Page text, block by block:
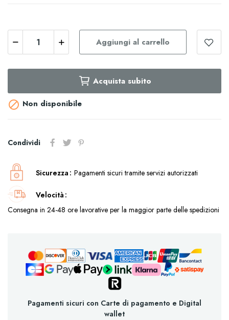
Aggiungi al carrello
Acquista subito
 Non disponibile
Condividi
Sicurezza Pagamenti sicuri tramite servizi autorizzati
Velocità
Consegna in 24-48 ore lavorative per la maggior parte delle spedizioni
Pagamenti sicuri con Carte di pagamento e Digital
wallet